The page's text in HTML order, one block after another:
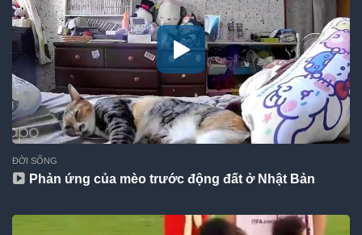
ĐỜI SỐNG
Phản ứng của mèo trước động đất ở Nhật Bản